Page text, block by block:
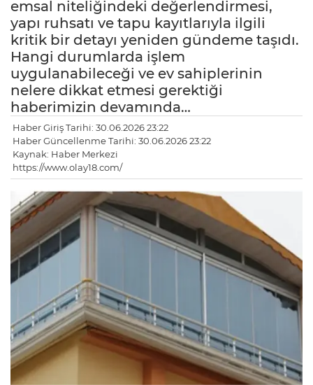
emsal niteliğindeki değerlendirmesi,
yapı ruhsatı ve tapu kayıtlarıyla ilgili
kritik bir detayı yeniden gündeme taşıdı.
Hangi durumlarda işlem
uygulanabileceği ve ev sahiplerinin
nelere dikkat etmesi gerektiği
haberimizin devamında…
Haber Giriş Tarihi: 30.06.2026 23:22
Haber Güncellenme Tarihi: 30.06.2026 23:22
Kaynak: Haber Merkezi
https://www.olay18.com/